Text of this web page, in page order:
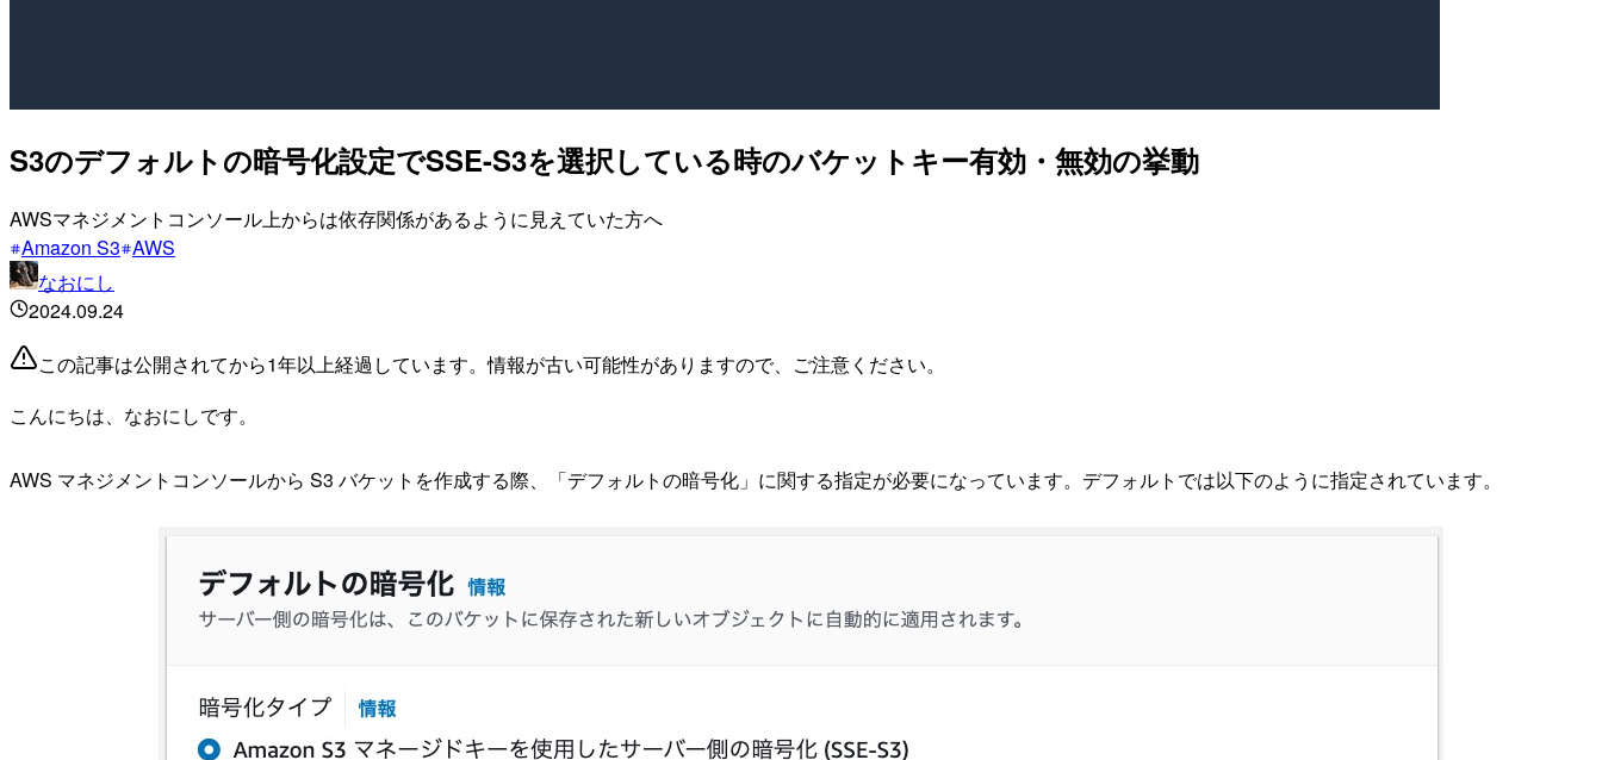
S3のデフォルトの暗号化設定でSSE-S3を選択している時のバケットキー有効・無効の挙動
AWSマネジメントコンソール上からは依存関係があるように見えていた方へ
Amazon S3 AWS
なおにし
2024.09.24
この記事は公開されてから1年以上経過しています。情報が古い可能性がありますので、ご注意ください。
こんにちは、なおにしです。
AWS マネジメントコンソールから S3 バケットを作成する際、「デフォルトの暗号化」に関する指定が必要になっています。デフォルトでは以下のように指定されています。